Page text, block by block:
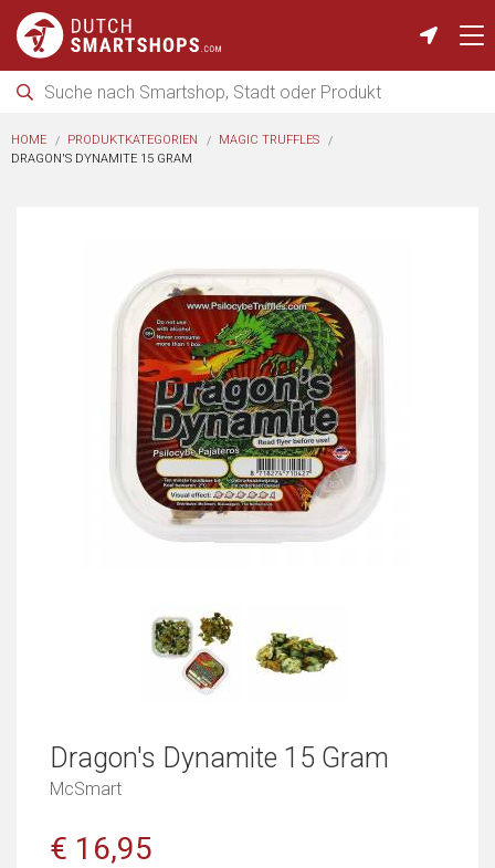
HOME PRODUKTKATEGORIEN
MAGIC TRUFFLES
DRAGON'S DYNAMITE 15 GRAM
Dragon's Dynamite 15 Gram
McSmart
€ 16,95